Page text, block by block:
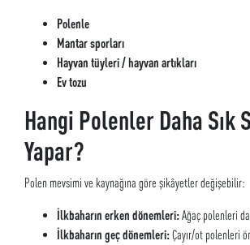
Polenle
Mantar sporları
Hayvan tüyleri / hayvan artıkları
Ev tozu
Hangi Polenler Daha Sık
Yapar?
Polen mevsimi ve kaynağına göre şikâyetler değişebilir:
İlkbaharın erken dönemleri:Ağaç polenleri
İlkbaharın geç dönemleri:Çayır/ot polenleri